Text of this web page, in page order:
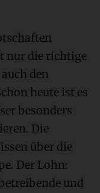
nur die richtige
den
heute ist es
besonders
Die
über die
Der Lohn:
und